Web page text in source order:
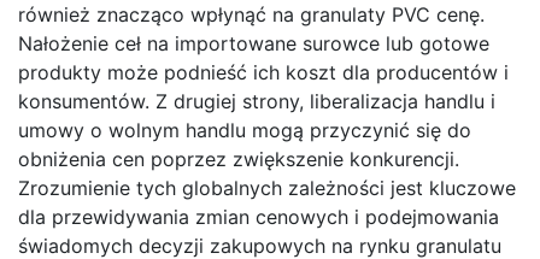
również znacząco wpłynąć na granulaty PVC cenę.
Nałożenie ceł na importowane surowce lub gotowe
produkty może podnieść ich koszt dla producentów i
konsumentów. Z drugiej strony, liberalizacja handlu i
umowy o wolnym handlu mogą przyczynić się do
obniżenia cen poprzez zwiększenie konkurencji.
Zrozumienie tych globalnych zależności jest kluczowe
dla przewidywania zmian cenowych i podejmowania
świadomych decyzji zakupowych na rynku granulatu